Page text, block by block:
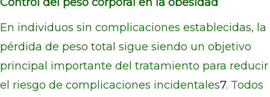
En individuos sin complicaciones establecidas, la
pérdida de peso total sigue siendo un objetivo
principal importante del tratamiento para reducir
el riesgo de complicaciones incidentales7. Todos